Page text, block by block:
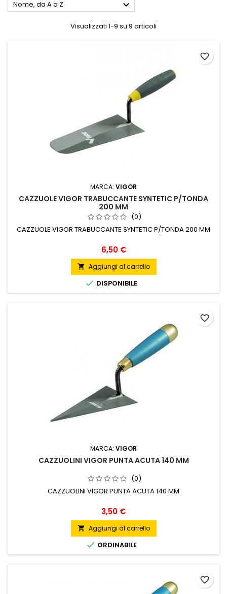
Nome, da A a Z 
Visualizzati 1-9 su 9 articoli
MARCA: VIGOR
CAZZUOLE VIGOR TRABUCCANTE SYNTETIC P/TONDA
200 MM
(0)
CAZZUOLE VIGOR TRABUCCANTE SYNTETIC P/TONDA 200 MM
Prezzo
6,50 €
 Aggiungi al carrello
 DISPONIBILE
favorite_border
MARCA: VIGOR
CAZZUOLINI VIGOR PUNTA ACUTA 140 MM
(0)
CAZZUOLINI VIGOR PUNTA ACUTA 140 MM
Prezzo
3,50 €
 Aggiungi al carrello
 ORDINABILE
favorite_border
favorite_border